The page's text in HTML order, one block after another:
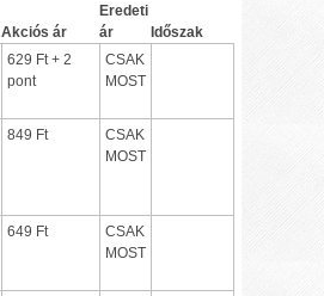
Akciós ár
Eredeti
ár
Időszak
629 Ft + 2
pont
CSAK
MOST
849 Ft
CSAK
MOST
649 Ft
CSAK
MOST